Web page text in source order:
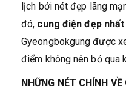
lịch bởi nét đẹp lãng
đó, cung điện đẹp nhất
Gyeongbokgung được
điểm không nên bỏ qua
NHỮNG NÉT CHÍNH VỀ